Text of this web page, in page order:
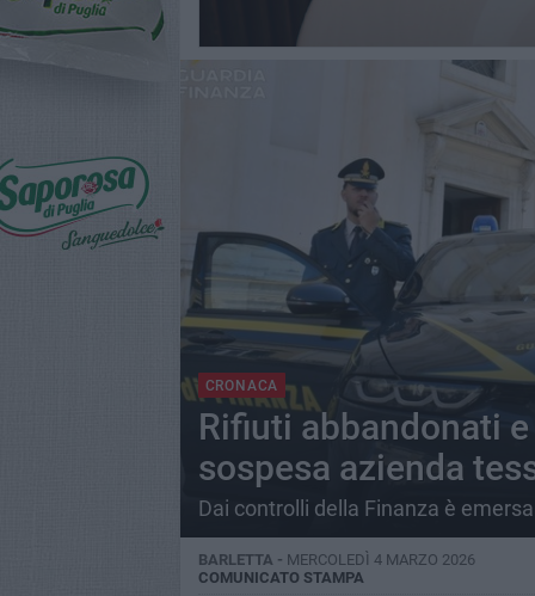
CRONACA
Rifiuti abbandonati
sospesa azienda
Dai controlli della Finanza è
BARLETTA - MERCOLEDÌ 4 MARZO 2026
COMUNICATO STAMPA